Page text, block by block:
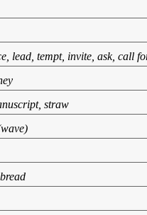
lead, tempt, invite, ask, call
straw